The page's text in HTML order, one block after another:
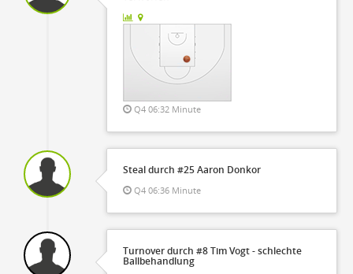
Q4 06:32 Minute
Steal durch #25 Aaron Donkor
Q4 06:36 Minute
Turnover durch #8 Tim Vogt - schlechte
Ballbehandlung